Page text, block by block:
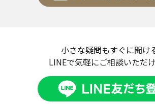
小さな疑問もすぐに聞け
LINEで気軽にご相談いただけ